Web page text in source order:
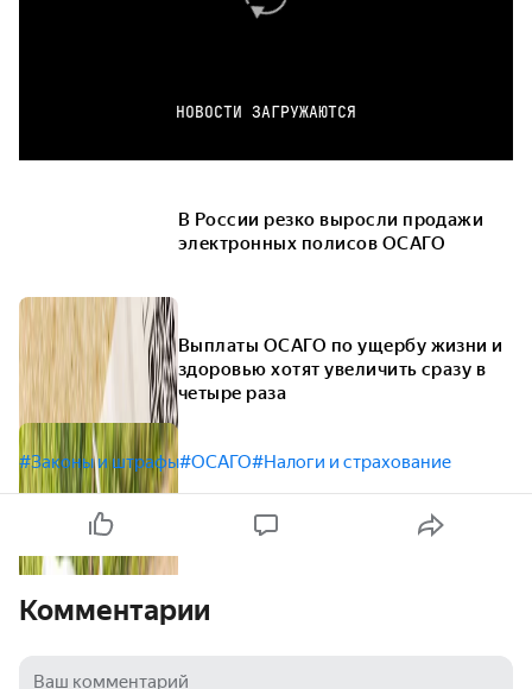
НОВОСТИ ЗАГРУЖАЮТСЯ
В России резко выросли продажи
электронных полисов ОСАГО
Выплаты ОСАГО по ущербу жизни и
здоровью хотят увеличить сразу в
четыре раза
#Законы и штрафы#ОСАГО#Налоги и страхование
Комментарии